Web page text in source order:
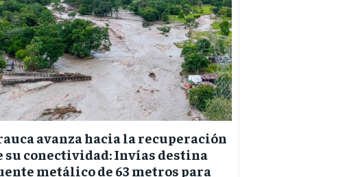
avanza hacia la recuperación
su conectividad: Invías destina
metálico de 63 metros para